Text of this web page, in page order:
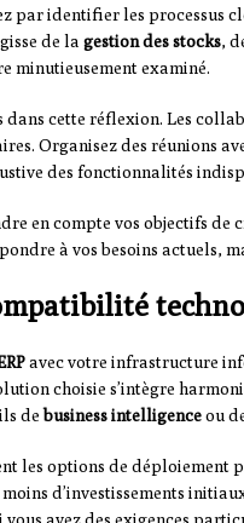
par identifier les processus
de la gestion des stocks,
minutieusement examiné.
dans cette réflexion. Les
Organisez des réunions
des fonctionnalités
en compte vos objectifs de
à vos besoins actuels,
avec votre infrastructure
choisie s’intègre
debusiness intelligenceou
les options de déploiement
d’investissements